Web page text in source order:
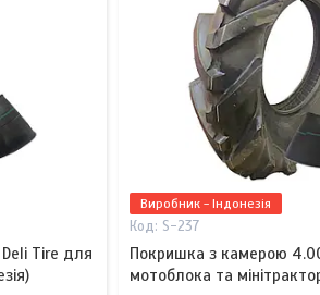
Tire для
Виробник - Індонезія
S-237
Покришка з камерою
мотоблока та